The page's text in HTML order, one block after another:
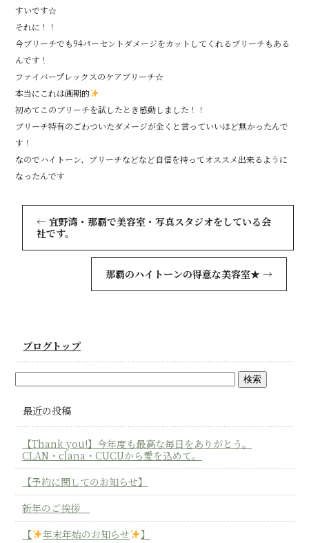
すいです☆
それに！！
今ブリーチでも94パーセントダメージをカットしてくれるブリーチもある
んです！
ファイバープレックスのケアブリーチ☆
本当にこれは画期的
初めてこのブリーチを試したとき感動しました！！
ブリーチ特有のごわついたダメージが全くと言っていいほど無かったんで
す！
なのでハイトーン、ブリーチなどなど自信を持ってオススメ出来るように
なったんです
← 宜野湾・那覇で美容室・写真スタジオをしている会
社です。
那覇のハイトーンの得意な美容室★ →
ブログトップ
最近の投稿
【Thank you!】今年度も最高な毎日をありがとう。
CLAN・clana・CUCUから愛を込めて。
【予約に関してのお知らせ】
新年のご挨拶
【
年末年始のお知らせ 】